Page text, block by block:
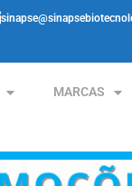
MARCAS